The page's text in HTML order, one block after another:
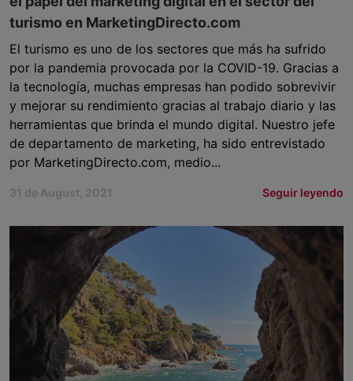
turismo en MarketingDirecto.com
El turismo es uno de los sectores que más ha sufrido
por la pandemia provocada por la COVID-19. Gracias a
la tecnología, muchas empresas han podido sobrevivir
y mejorar su rendimiento gracias al trabajo diario y las
herramientas que brinda el mundo digital. Nuestro jefe
de departamento de marketing, ha sido entrevistado
por MarketingDirecto.com, medio...
31 de August, 2021 Seguir leyendo